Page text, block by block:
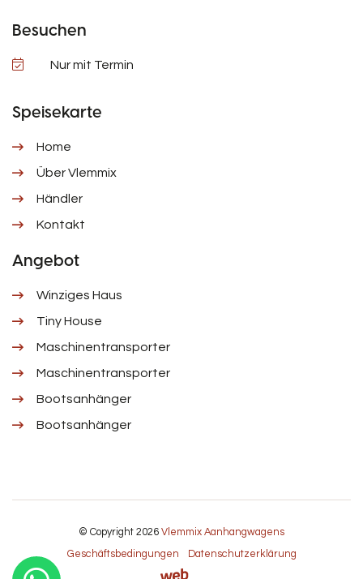
Besuchen
Nur mit Termin
Speisekarte
Home
Über Vlemmix
Händler
Kontakt
Angebot
Winziges Haus
Tiny House
Maschinentransporter
Maschinentransporter
Bootsanhänger
Bootsanhänger
© Copyright 2026 Vlemmix Aanhangwagens
Geschäftsbedingungen Datenschutzerklärung